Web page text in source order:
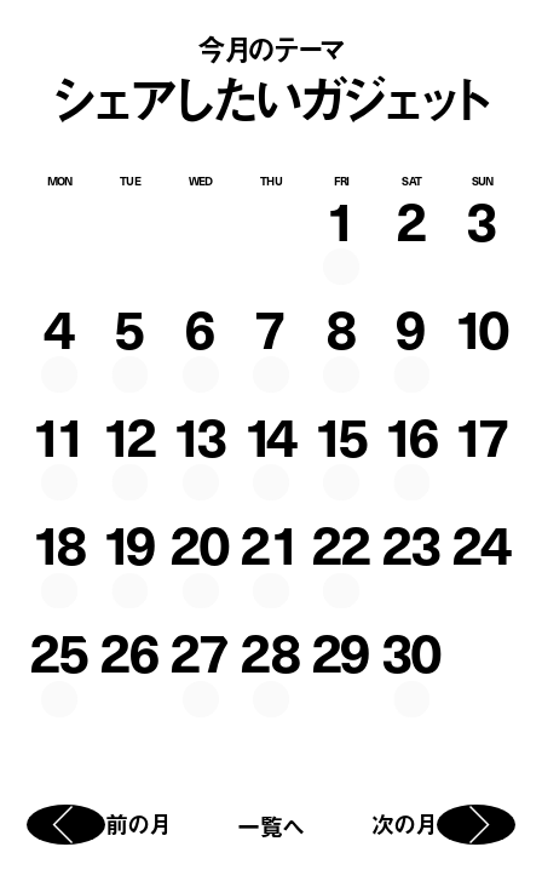
今月のテーマ
シェアしたいガジェット
MON TUE WED THU FRI SAT SUN
1 2 3
4 5 6 7 8 9 10
11 12 13 14 15 16 17
18 19 2021 222324
252627282930
前の月 一覧へ 次の月